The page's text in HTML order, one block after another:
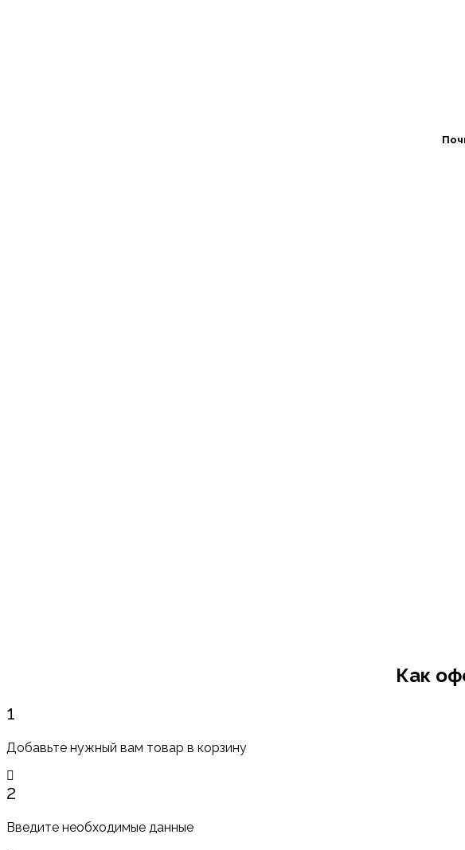
Как
1
Добавьте нужный вам товар в корзину
2
Введите необходимые данные